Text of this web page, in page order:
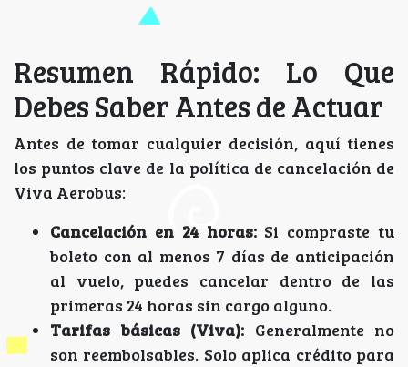
Resumen Rápido: Lo Que
Debes Saber Antes de Actuar
Antes de tomar cualquier decisión, aquí tienes
los puntos clave de la política de cancelación de
Viva Aerobus:
Cancelación en 24 horas:Si compraste tu
boleto con al menos 7 días de anticipación
al vuelo, puedes cancelar dentro de las
primeras 24 horas sin cargo alguno.
Tarifas básicas (Viva): Generalmente no
son reembolsables. Solo aplica crédito para